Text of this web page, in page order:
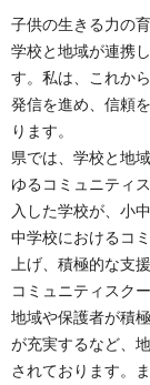
子供の生きる力の
学校と地域が連携
す。私は、これか
発信を進め、信頼
ります。
県では、学校と地
ゆるコミュニティ
入した学校が、小
中学校におけるコ
上げ、積極的な支
コミュニティスク
地域や保護者が積
が充実するなど、
されております。